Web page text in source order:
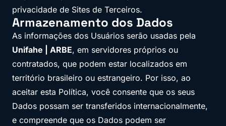
privacidade de Sites de Terceiros.
Armazenamento dos Dados
As informações dos Usuários serão usadas pela
Unifahe | ARBE, em servidores próprios ou
contratados, que podem estar localizados em
território brasileiro ou estrangeiro. Por isso, ao
aceitar esta Política, você consente que os seus
Dados possam ser transferidos internacionalmente,
e compreende que os Dados podem ser